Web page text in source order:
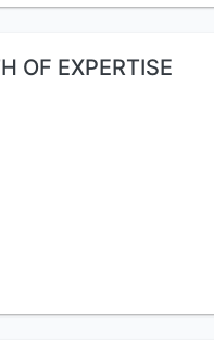
OF EXPERTISE